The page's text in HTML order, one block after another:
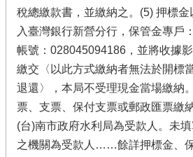
稅總繳款書，並繳納之。(5) 押標
入臺灣銀行新營分行，保管金專戶
帳號：028045094186，並將收據
繳交〈以此方式繳納者無法於開標
退還〉，本局不受理現金當場繳納
票、支票、保付支票或郵政匯票繳
(台)南市政府水利局為受款人。未
之機關為受款人……餘詳押標金、